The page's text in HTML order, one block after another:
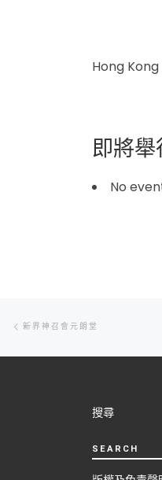
Hong Kong
即將
No
Post
navigation
Previous
新界神召會元朗堂
搜尋
SEARCH